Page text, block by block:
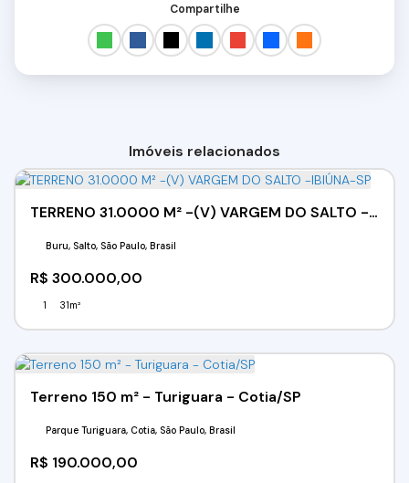
Compartilhe
Imóveis relacionados
TERRENO 31.0000 M² -(V) VARGEM DO SALTO -IBIÚNA-SP
R$ 300.000,00
Buru, Salto, São Paulo, Brasil
1 31m²
Terreno 150 m² - Turiguara - Cotia/SP
R$ 190.000,00
Parque Turiguara, Cotia, São Paulo, Brasil